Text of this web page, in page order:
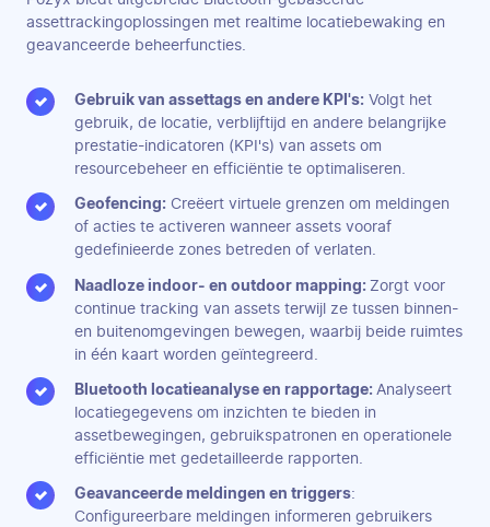
assettrackingoplossingen met realtime locatiebewaking en
geavanceerde beheerfuncties.
Gebruik van assettags en andere KPI's: Volgt het
gebruik, de locatie, verblijftijd en andere belangrijke
prestatie-indicatoren (KPI's) van assets om
resourcebeheer en efficiëntie te optimaliseren.
Geofencing: Creëert virtuele grenzen om meldingen
of acties te activeren wanneer assets vooraf
gedefinieerde zones betreden of verlaten.
Naadloze indoor- en outdoor mapping: Zorgt voor
continue tracking van assets terwijl ze tussen binnen-
en buitenomgevingen bewegen, waarbij beide ruimtes
in één kaart worden geïntegreerd.
Bluetooth locatieanalyse en rapportage: Analyseert
locatiegegevens om inzichten te bieden in
assetbewegingen, gebruikspatronen en operationele
efficiëntie met gedetailleerde rapporten.
Geavanceerde meldingen en triggers:
Configureerbare meldingen informeren gebruikers